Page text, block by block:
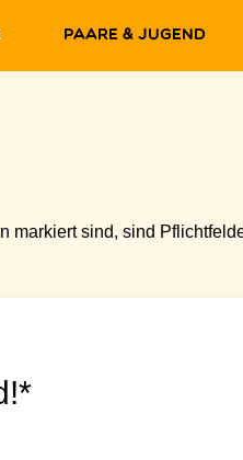
Paare & Jugend
markiert sind, sind